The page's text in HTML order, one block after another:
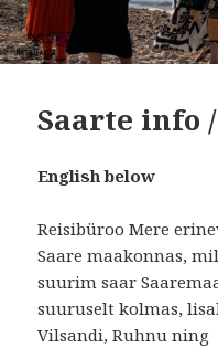
Saarte info
English below
Reisibüroo Mere
Saare maakonnas,
suurim saar
suuruselt kolmas,
Vilsandi, Ruhnu ning